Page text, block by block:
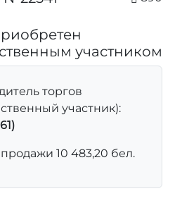
участником
торгов
участник):
10 483,20 бел.